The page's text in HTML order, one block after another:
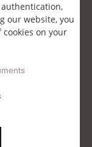
our website, you
on your